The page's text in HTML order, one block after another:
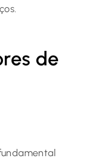
de